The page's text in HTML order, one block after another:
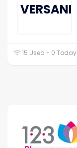
VERSAND
15 Used - 0 Today